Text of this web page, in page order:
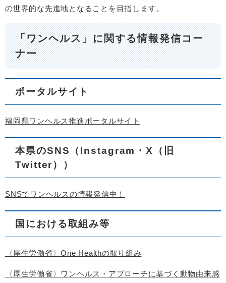
の世界的な先進地となることを目指します。
「ワンヘルス」に関する情報発信コー
ナー
ポータルサイト
福岡県ワンヘルス推進ポータルサイト
本県のSNS（Instagram・X（旧
Twitter））
SNSでワンヘルスの情報発信中！
国における取組み等
〈厚生労働省〉One Healthの取り組み
〈厚生労働省〉ワンヘルス・アプローチに基づく動物由来感